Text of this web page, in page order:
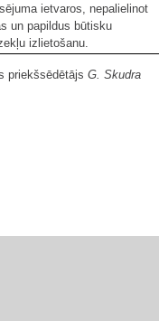
ietvaros, nepalielinot
un papildus būtisku
izlietošanu.
priekšsēdētājs G. Skudra